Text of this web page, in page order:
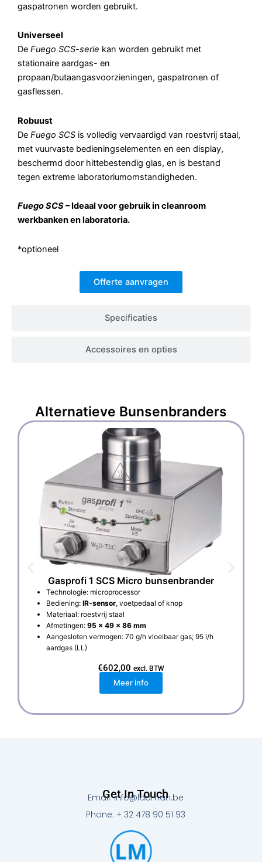
Specificaties
Accessoires en opties
gaspatronen worden gebruikt.
Universeel
De Fuego SCS-serie kan worden gebruikt met
stationaire aardgas- en
propaan/butaangasvoorzieningen, gaspatronen of
gasflessen.
Robuust
De Fuego SCS is volledig vervaardigd van roestvrij staal,
met vuurvaste bedieningselementen en een display,
beschermd door hittebestendig glas, en is bestand
tegen extreme laboratoriumomstandigheden.
Fuego SCS– Ideaal voor gebruik in cleanroom
werkbanken en laboratoria.
*optioneel
Offerte aanvragen
Alternatieve Bunsenbranders
Gasprofi 1 SCS Micro bunsenbrander
Technologie: microprocessor
Bediening: IR-sensor, voetpedaal of knop
Materiaal: roestvrij staal
Afmetingen: 95 x 49 x 86 mm
Aangesloten vermogen: 70 g/h vloeibaar gas; 95 l/h
aardgas (LL)
€602,00 excl. BTW
Meer info
Get In Touch
Email: info@labman.be
Phone: + 32 478 90 51 93